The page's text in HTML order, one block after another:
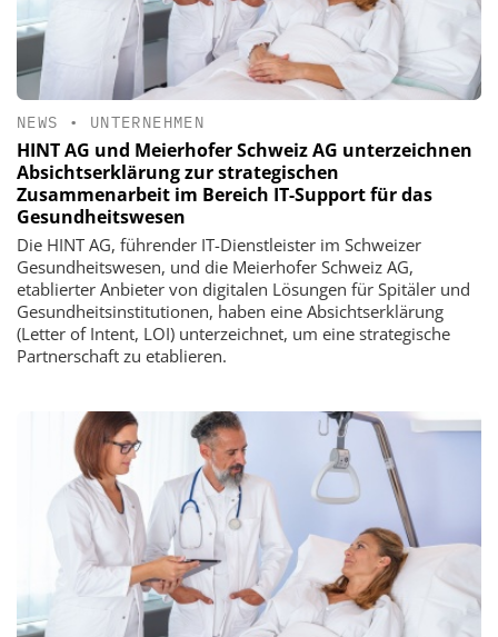
NEWS • UNTERNEHMEN
HINT AG und Meierhofer Schweiz AG unterzeichnen
Absichtserklärung zur strategischen
Zusammenarbeit im Bereich IT-Support für das
Gesundheitswesen
Die HINT AG, führender IT-Dienstleister im Schweizer
Gesundheitswesen, und die Meierhofer Schweiz AG,
etablierter Anbieter von digitalen Lösungen für Spitäler und
Gesundheitsinstitutionen, haben eine Absichtserklärung
(Letter of Intent, LOI) unterzeichnet, um eine strategische
Partnerschaft zu etablieren.